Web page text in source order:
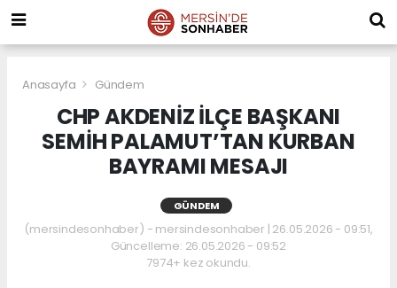
Anasayfa Gündem
CHP AKDENİZ İLÇE BAŞKANI
SEMİH PALAMUT’TAN KURBAN
BAYRAMI MESAJI
GÜNDEM
(mersindesonhaber) - mersindesonhaber | 26.05.2026 - 09:51,
Güncelleme: 26.05.2026 - 09:52
7974+ kez okundu.